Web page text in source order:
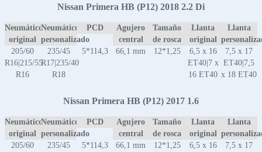
Nissan Primera HB (P12) 2018 2.2 Di
Neumático
original
Neumático
personalizado
PCD
Agujero
central
Tamaño
de rosca
Llanta
original
Llanta
205/60
R16|215/55
R16
235/45
R17|235/40
R18
5*114,3 66,1 mm 12*1,25
6,5 x 16
ET40|7 x
16 ET40
7,5 x 17
ET40|7,5
x 18 ET40
Nissan Primera HB (P12) 2017 1.6
Neumático
original
Neumático
personalizado
PCD
Agujero
central
Tamaño
de rosca
Llanta
original
Llanta
205/60
235/45
5*114,3 66,1 mm 12*1,25
6,5 x 16
7,5 x 17